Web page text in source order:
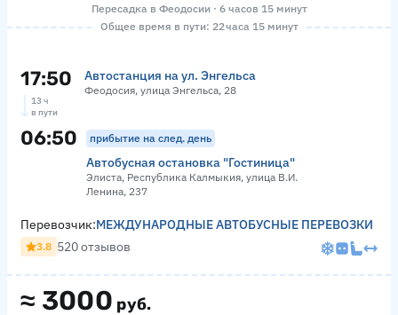
Пересадка в Феодосии · 6 часов 15 минут
Общее время в пути: 22 часа 15 минут
17:50 Автостанция на ул. Энгельса
Феодосия, улица Энгельса, 28
13 ч
в пути
06:50 прибытие на след. день
Автобусная остановка "Гостиница"
Элиста, Республика Калмыкия, улица В.И.
Ленина, 237
≈ 3000 руб.
Перевозчик:МЕЖДУНАРОДНЫЕ АВТОБУСНЫЕ ПЕРЕВОЗКИ
3.8 520 отзывов